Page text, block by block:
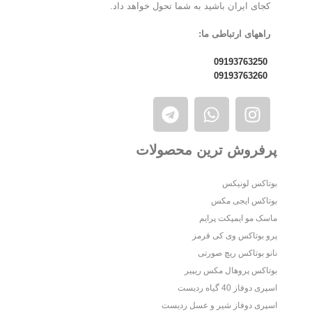
کجای ایران باشید به شما تحول خواهد داد.
راههای ارتباطی ما:
09193763250
09193763260
پرفروش ترین محصولات
بوتاکس لونیکس
بوتاکس ایجی مکس
ماسک مو ایمپکت پرایم
پرو بوتاکس وی‌ کی قرمز
نانو بوتاکس ریچ صورتی
بوتاکس پروهال مکس ریپیر
اسپری دوفاز 40 گیاه ردیست
اسپری دوفاز شیر و عسل ردیست